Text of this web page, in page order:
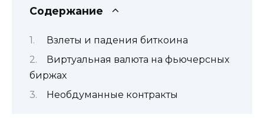
Содержание
Взлеты и падения биткоина
Виртуальная валюта на фьючерсных
биржах
Необдуманные контракты